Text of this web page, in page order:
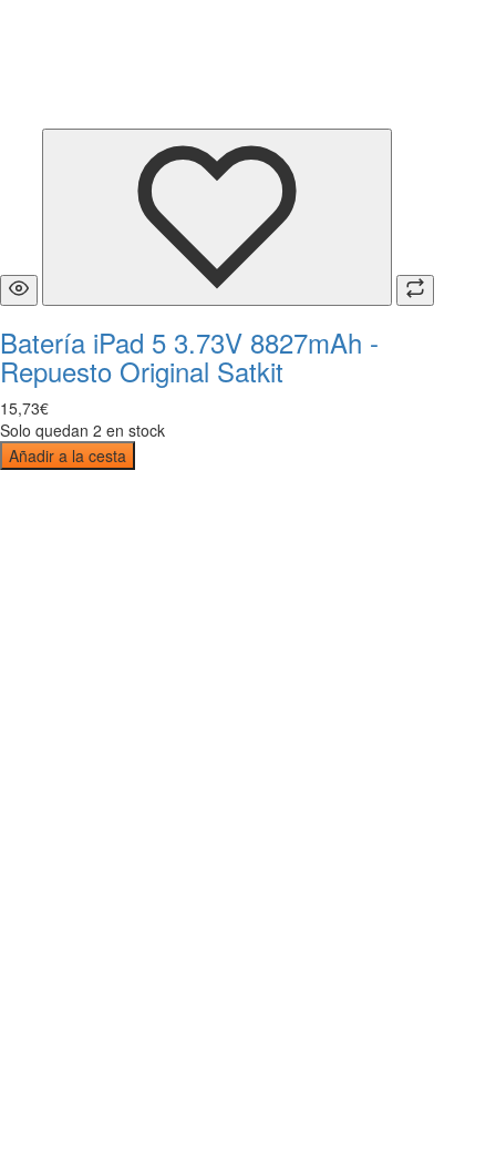
Batería iPad 5 3.73V 8827mAh -
Repuesto Original Satkit
15,73€
Solo quedan 2 en stock
Añadir a la cesta